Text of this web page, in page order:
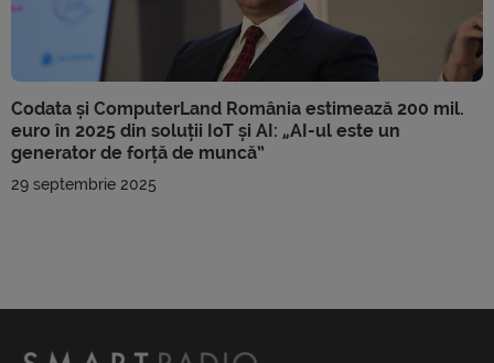
Codata și ComputerLand România estimează 200 mil.
euro în 2025 din soluții IoT și AI: „AI-ul este un
generator de forță de muncă”
29 septembrie 2025